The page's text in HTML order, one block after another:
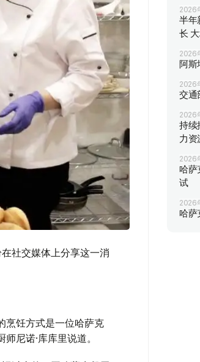
社交媒体上分享这一消
烹饪方式是一位哈萨克
尼诺·库库里说道。
2026
半年
长
2026
阿斯
2026
交通
2026
持续
力资
2026
哈萨
试
2026
哈萨